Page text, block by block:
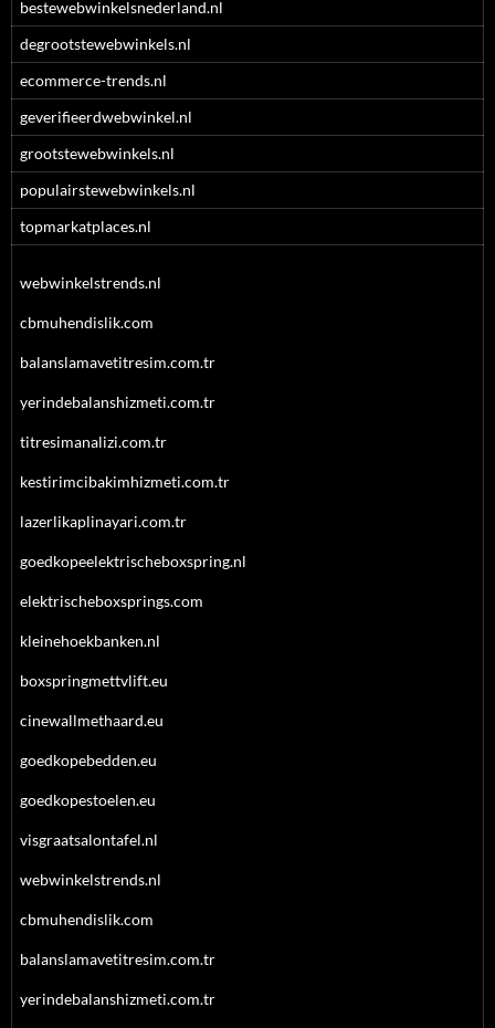
bestewebwinkelsnederland.nl
degrootstewebwinkels.nl
ecommerce-trends.nl
geverifieerdwebwinkel.nl
grootstewebwinkels.nl
populairstewebwinkels.nl
topmarkatplaces.nl
webwinkelstrends.nl
cbmuhendislik.com
balanslamavetitresim.com.tr
yerindebalanshizmeti.com.tr
titresimanalizi.com.tr
kestirimcibakimhizmeti.com.tr
lazerlikaplinayari.com.tr
goedkopeelektrischeboxspring.nl
elektrischeboxsprings.com
kleinehoekbanken.nl
boxspringmettvlift.eu
cinewallmethaard.eu
goedkopebedden.eu
goedkopestoelen.eu
visgraatsalontafel.nl
webwinkelstrends.nl
cbmuhendislik.com
balanslamavetitresim.com.tr
yerindebalanshizmeti.com.tr